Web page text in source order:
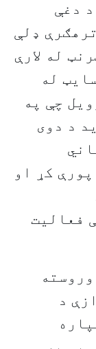
دغې
ډلې
له لارې
له
چې په
د دوی
کړ او
فعالیت
د